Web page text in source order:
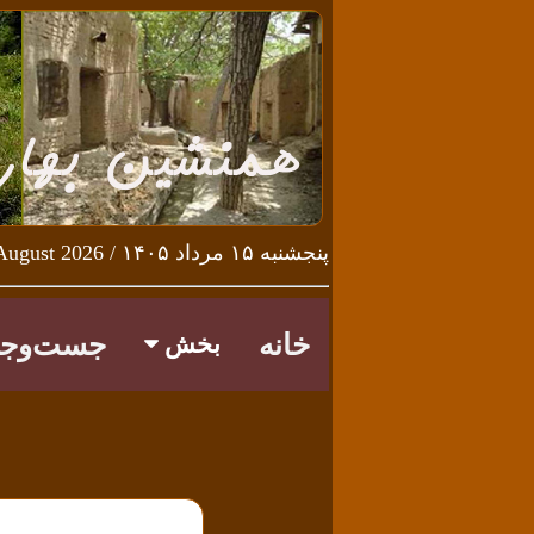
پنجشنبه ۱۵ مرداد ۱۴۰۵ / Thursday 6th August 2026
خانه بخش